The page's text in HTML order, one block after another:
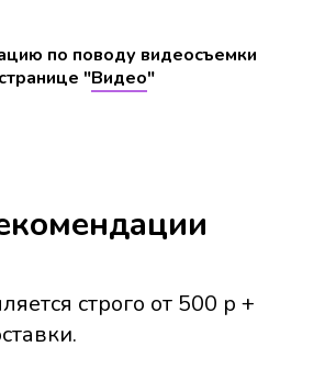
по поводу видеосъемки
"Видео"
строго от 500 р +